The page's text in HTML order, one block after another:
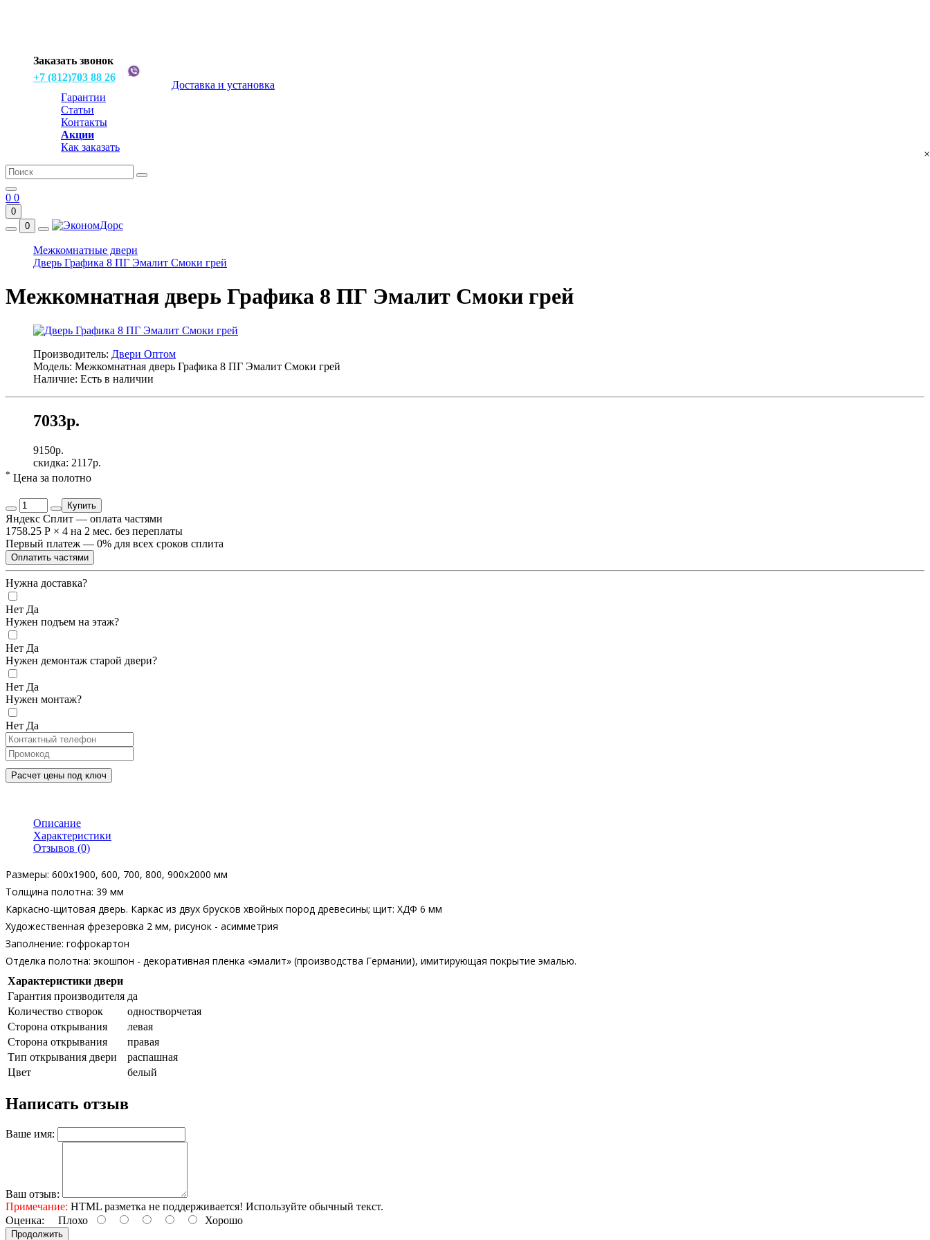
Заказать звонок
+7 (812)703 88 26
Доставка и установка
Гарантии
Статьи
Контакты
Акции
Как заказать
0 0
0
0
Межкомнатные двери
Дверь Графика 8 ПГ Эмалит Смоки грей
Межкомнатная дверь Графика 8 ПГ Эмалит Смоки грей
Производитель: Двери Оптом
Модель: Межкомнатная дверь Графика 8 ПГ Эмалит Смоки грей
Наличие: Есть в наличии
7033р.
9150р.
скидка: 2117р.
* Цена за полотно
Купить
Яндекс Сплит — оплата частями
1758.25 Р × 4 на 2 мес. без переплаты
Первый платеж — 0% для всех сроков сплита
Оплатить частями
Нужна доставка?
Нет Да
Нужен подъем на этаж?
Нет Да
Нужен демонтаж старой двери?
Нет Да
Нужен монтаж?
Нет Да
Расчет цены под ключ
Описание
Характеристики
Отзывов (0)
Размеры: 600х1900, 600, 700, 800, 900х2000 мм
Толщина полотна: 39 мм
Каркасно-щитовая дверь. Каркас из двух брусков хвойных пород древесины; щит: ХДФ 6 мм
Художественная фрезеровка 2 мм, рисунок - асимметрия
Заполнение: гофрокартон
Отделка полотна: экошпон - декоративная пленка «эмалит» (производства Германии), имитирующая покрытие эмалью.
Характеристики двери
Гарантия производителя да
Количество створок
одностворчетая
Сторона открывания
левая
Сторона открывания
правая
Тип открывания двери
распашная
Цвет
белый
Написать отзыв
Ваше имя:
Ваш отзыв:
Примечание: HTML разметка не поддерживается! Используйте обычный текст.
Оценка: Плохо Хорошо
Продолжить
×